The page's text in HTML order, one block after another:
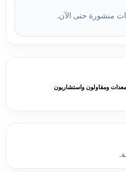
منشورة حتى الآن.
ومقاولون واستشاريون